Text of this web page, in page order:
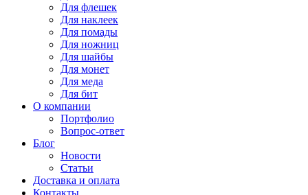
Для флешек
Для наклеек
Для помады
Для ножниц
Для шайбы
Для монет
Для меда
Для бит
О компании
Портфолио
Вопрос-ответ
Блог
Новости
Статьи
Доставка и оплата
Контакты